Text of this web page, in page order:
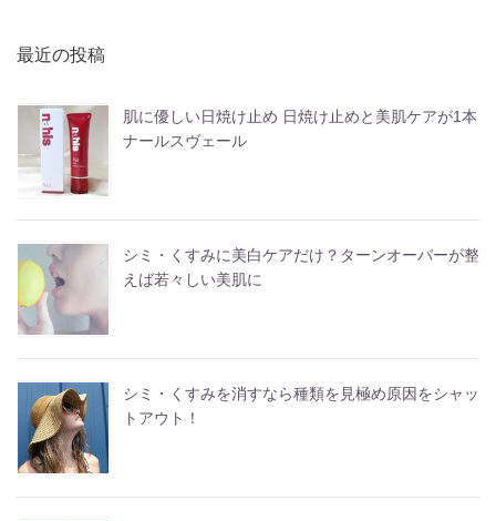
最近の投稿
肌に優しい日焼け止め 日焼け止めと美肌ケアが1本
ナールスヴェール
シミ・くすみに美白ケアだけ？ターンオーバーが整
えば若々しい美肌に
シミ・くすみを消すなら種類を見極め原因をシャッ
トアウト！